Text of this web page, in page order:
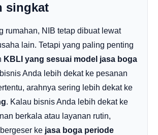
singkat
rumahan, NIB tetap dibuat lewat
lain. Tetapi yang paling penting
KBLI yang sesuai model jasa boga
Anda lebih dekat ke pesanan
arahnya sering lebih dekat ke
. Kalau bisnis Anda lebih dekat ke
berkala atau layanan rutin,
ke jasa boga periode